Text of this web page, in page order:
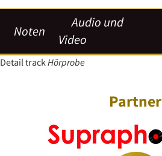
Noten
Audio und
Video
Detail trackHörprobe
Partner